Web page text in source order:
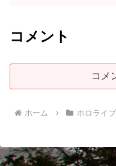
コメント
コメ
ホーム ホロライブ